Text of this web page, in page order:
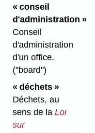
« conseil
d'administration »
Conseil
d'administration
d'un office.
("board")
« déchets »
Déchets, au
sens de la Loi
sur